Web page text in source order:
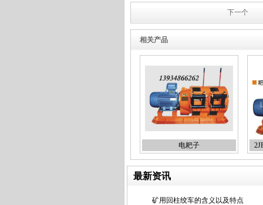
下一个
相关产品
电耙子
最新资讯
矿用回柱绞车的含义以及特点